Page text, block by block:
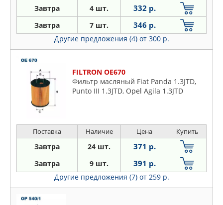
Завтра 4 шт. 332 р.
Завтра 7 шт. 346 р.
Другие предложения (4) от 300 р.
FILTRON OE670
Фильтр масляный Fiat Panda 1.3JTD,
Punto III 1.3JTD, Opel Agila 1.3JTD
Поставка Наличие Цена Купить
Завтра 24 шт. 371 р.
Завтра 9 шт. 391 р.
Другие предложения (7) от 259 р.